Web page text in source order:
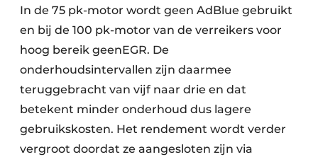
In de 75 pk-motor wordt geen AdBlue gebruikt
en bij de 100 pk-motor van de verreikers voor
hoog bereik geenEGR. De
onderhoudsintervallen zijn daarmee
teruggebracht van vijf naar drie en dat
betekent minder onderhoud dus lagere
gebruikskosten. Het rendement wordt verder
vergroot doordat ze aangesloten zijn via